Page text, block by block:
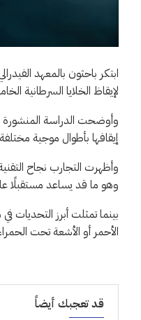
لإيقاظ الخلايا السرطانية
إيقافها بأطوال موجية
وأظهرت التجارب نجاح
وهو ما قد يساعد مستقبلًا على
بينما تمثلت أبرز
الأحمر أو الأشعة تحت
قد تعجبك أيضاً